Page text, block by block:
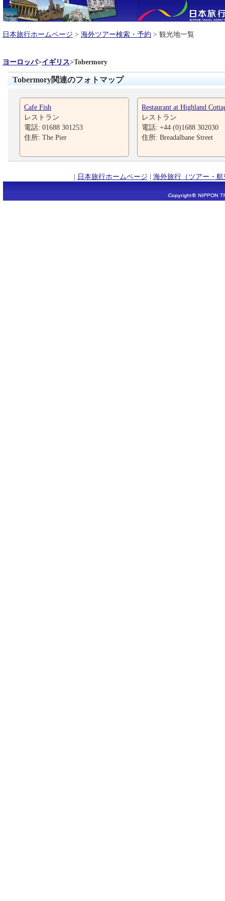
日本旅行ホームページ > 海外ツアー検索・予約 > 観光地一覧
ヨーロッパ>イギリス>Tobermory
Tobermory関連のフォトマップ
Cafe Fish
レストラン
電話: 01688 301253
住所: The Pier
Restaurant at Highland
レストラン
電話: +44 (0)1688 302030
住所: Breadalbane Street
| 日本旅行ホームページ | 海外旅行（ツアー・航